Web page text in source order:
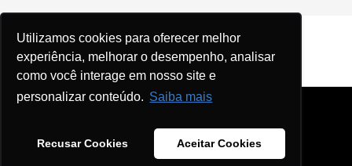
Utilizamos cookies para oferecer melhor
experiência, melhorar o desempenho, analisar
como você interage em nosso site e
personalizar conteúdo. Saiba mais
Recusar Cookies Aceitar Cookies
Doenças e Condições|